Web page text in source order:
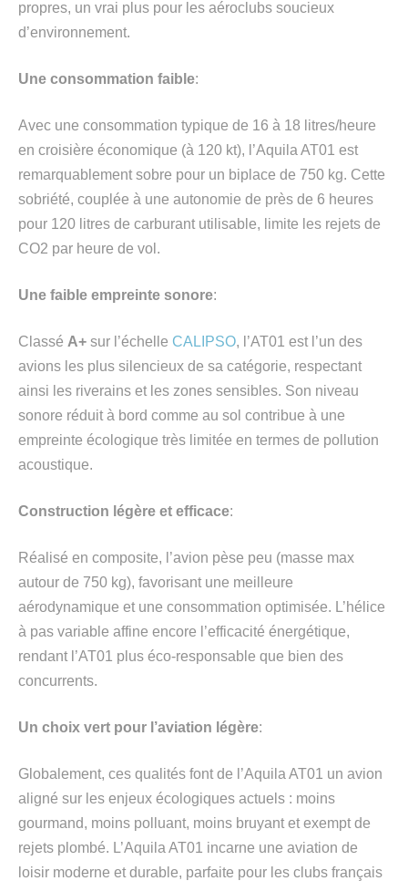
propres, un vrai plus pour les aéroclubs soucieux
d’environnement.
Une consommation faible:
Avec une consommation typique de 16 à 18 litres/heure
en croisière économique (à 120 kt), l’Aquila AT01 est
remarquablement sobre pour un biplace de 750 kg. Cette
sobriété, couplée à une autonomie de près de 6 heures
pour 120 litres de carburant utilisable, limite les rejets de
CO2 par heure de vol.
Une faible empreinte sonore:
Classé A+ sur l’échelle CALIPSO, l’AT01 est l’un des
avions les plus silencieux de sa catégorie, respectant
ainsi les riverains et les zones sensibles. Son niveau
sonore réduit à bord comme au sol contribue à une
empreinte écologique très limitée en termes de pollution
acoustique.
Construction légère et efficace:
Réalisé en composite, l’avion pèse peu (masse max
autour de 750 kg), favorisant une meilleure
aérodynamique et une consommation optimisée. L’hélice
à pas variable affine encore l’efficacité énergétique,
rendant l’AT01 plus éco-responsable que bien des
concurrents.
Un choix vert pour l’aviation légère:
Globalement, ces qualités font de l’Aquila AT01 un avion
aligné sur les enjeux écologiques actuels : moins
gourmand, moins polluant, moins bruyant et exempt de
rejets plombé. L’Aquila AT01 incarne une aviation de
loisir moderne et durable, parfaite pour les clubs français